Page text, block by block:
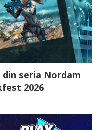
din seria Nordam
2026